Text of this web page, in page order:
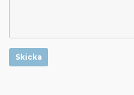
Skicka